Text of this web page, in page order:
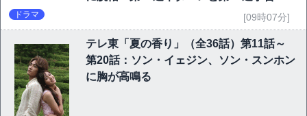
ドラマ [09時07分]
テレ東「夏の香り」（全36話）第11話～
第20話：ソン・イェジン、ソン・スンホン
に胸が高鳴る